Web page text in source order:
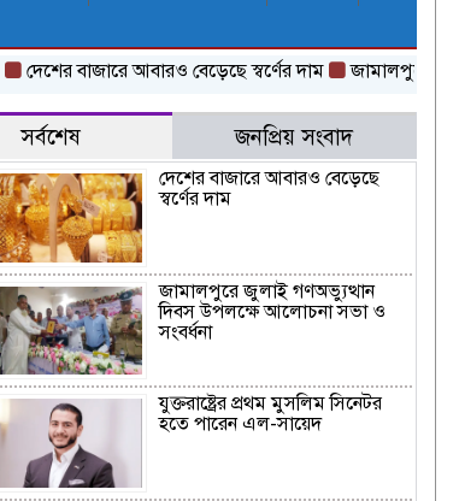
দেশের বাজারে আবারও বেড়েছে স্বর্ণের দাম জামালপুরে জুলাই
সর্বশেষ জনপ্রিয় সংবাদ
দেশের বাজারে আবারও বেড়েছে
স্বর্ণের দাম
জামালপুরে জুলাই গণঅভ্যুত্থান
দিবস উপলক্ষে আলোচনা সভা ও
সংবর্ধনা
যুক্তরাষ্ট্রের প্রথম মুসলিম সিনেটর
হতে পারেন এল-সায়েদ